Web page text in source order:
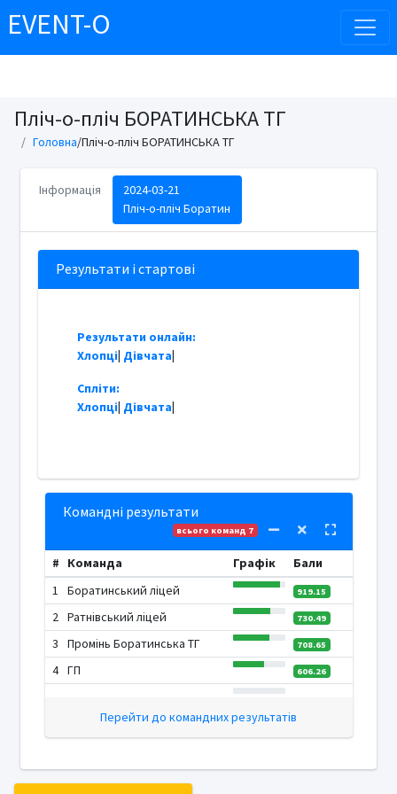
EVENT-O
Пліч-о-пліч БОРАТИНСЬКА ТГ
Головна/Пліч-о-пліч БОРАТИНСЬКА ТГ
Інформація
2024-03-21
Пліч-о-пліч Боратин
Результати і стартові
Результати онлайн:
Хлопці| Дівчата|
Спліти:
Хлопці| Дівчата|
Командні результати
всього команд 7
# Команда Графік
Бали
1
Боратинський ліцей 919.15
2 Ратнівський ліцей 730.49
3 Промінь Боратинська ТГ 708.65
4 ГП 606.26
Перейти до командних результатів